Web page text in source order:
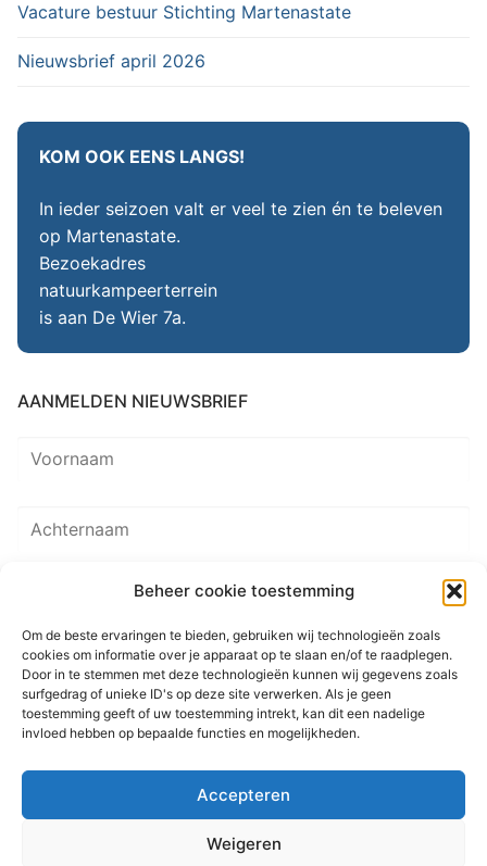
Beheer cookie toestemming
Om de beste ervaringen te bieden, gebruiken wij technologieën zoals
cookies om informatie over je apparaat op te slaan en/of te raadplegen.
Door in te stemmen met deze technologieën kunnen wij gegevens zoals
surfgedrag of unieke ID's op deze site verwerken. Als je geen
toestemming geeft of uw toestemming intrekt, kan dit een nadelige
invloed hebben op bepaalde functies en mogelijkheden.
Accepteren
Weigeren
Vacature bestuur Stichting Martenastate
Nieuwsbrief april 2026
KOM OOK EENS LANGS!
In ieder seizoen valt er veel te zien én te beleven
op Martenastate.
Bezoekadres
natuurkampeerterrein
is aan De Wier 7a.
AANMELDEN NIEUWSBRIEF
Home